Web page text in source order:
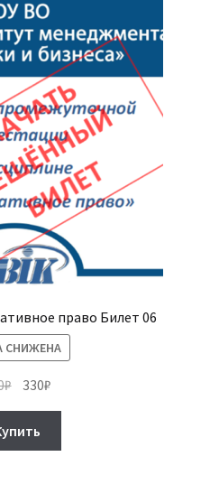
на
странице
товара.
право Билет 06
СНИЖЕНА
₽ Первоначальная
составляла
350₽.
330₽